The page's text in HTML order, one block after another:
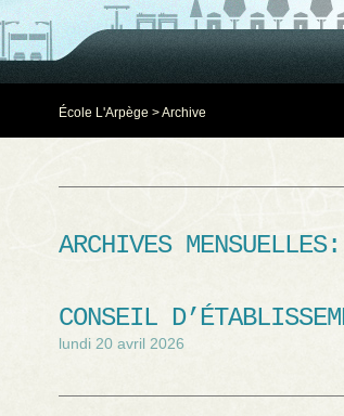
École L'Arpège > Archive
ARCHIVES MENSUELLES:
CONSEIL
lundi 20 avril 2026